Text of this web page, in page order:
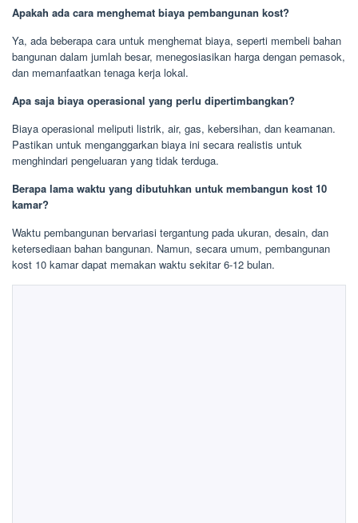
Apakah ada cara menghemat biaya pembangunan kost?
Ya, ada beberapa cara untuk menghemat biaya, seperti membeli bahan
bangunan dalam jumlah besar, menegosiasikan harga dengan pemasok,
dan memanfaatkan tenaga kerja lokal.
Apa saja biaya operasional yang perlu dipertimbangkan?
Biaya operasional meliputi listrik, air, gas, kebersihan, dan keamanan.
Pastikan untuk menganggarkan biaya ini secara realistis untuk
menghindari pengeluaran yang tidak terduga.
Berapa lama waktu yang dibutuhkan untuk membangun kost 10
kamar?
Waktu pembangunan bervariasi tergantung pada ukuran, desain, dan
ketersediaan bahan bangunan. Namun, secara umum, pembangunan
kost 10 kamar dapat memakan waktu sekitar 6-12 bulan.